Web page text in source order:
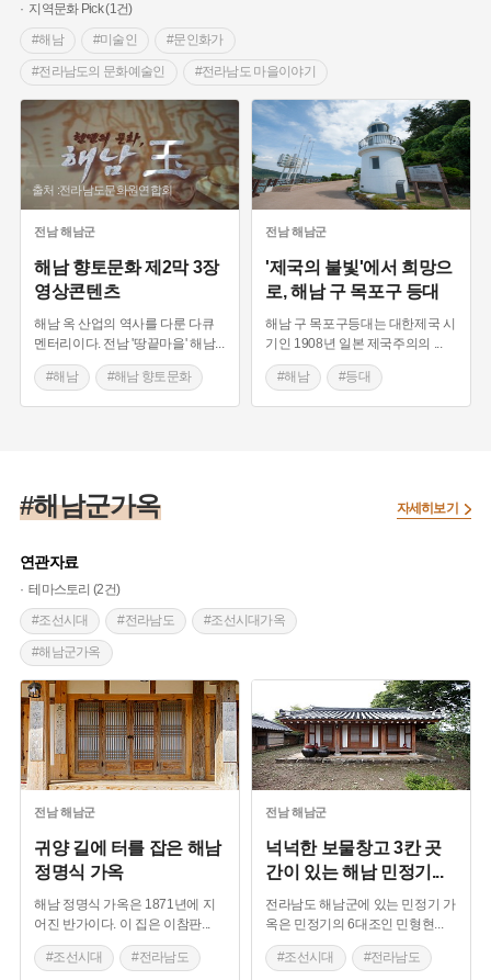
지역문화 Pick (1건)
#해남
#미술인 #문인화가
#전라남도의 문화예술인 #전라남도 마을이야기
#대둔사 #호남의병 #등대
#전라남도근대역사 #광산 #설화
#전라도설화 #해남 향토문화 #어살 #개막이
출처 :전라남도문화원연합회
전남해남군
해남 향토문화 제2막 3장
영상콘텐츠
해남 옥 산업의 역사를 다룬 다큐
멘터리이다. 전남 '땅끝마을' 해남...
#해남 #해남 향토문화
전남해남군
'제국의 불빛'에서 희망으
로, 해남 구 목포구 등대
해남 구 목포구등대는 대한제국 시
기인 1908년 일본 제국주의의 ...
#해남 #등대
#전라남도근대역사
#해남군가옥
연관자료
테마스토리 (2건)
#조선시대
#전라남도 #조선시대가옥
#해남군가옥
자세히보기
전남해남군
귀양 길에 터를 잡은 해남
정명식 가옥
해남 정명식 가옥은 1871년에 지
어진 반가이다. 이 집은 이참판...
#조선시대 #전라남도
전남해남군
넉넉한 보물창고 3칸 곳
간이 있는 해남 민정기 ...
전라남도 해남군에 있는 민정기 가
옥은 민정기의 6대조인 민형현
#조선시대 #전라남도